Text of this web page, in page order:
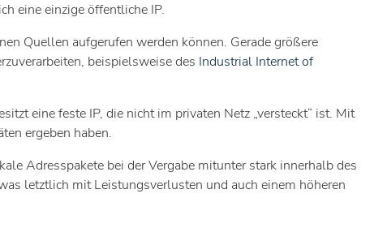
eine einzige öffentliche IP.
Quellen aufgerufen werden können. Gerade größere
beispielsweise des Industrial Internet of
eine feste IP, die nicht im privaten Netz „versteckt“ ist. Mit
ergeben haben.
Adresspakete bei der Vergabe mitunter stark innerhalb des
letztlich mit Leistungsverlusten und auch einem höheren